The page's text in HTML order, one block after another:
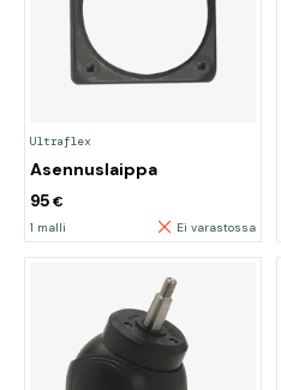
Ultraflex
Asennuslaippa
95€
1 malli Ei varastossa